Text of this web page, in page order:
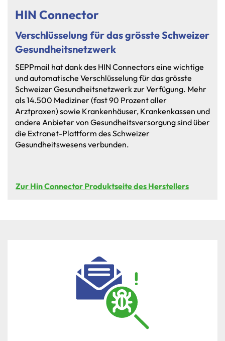
HIN Connector
Verschlüsselung für das grösste Schweizer
Gesundheitsnetzwerk
SEPPmail hatdankdes HIN Connectorseine wichtige
undautomatische Verschlüsselungfürdasgrösste
SchweizerGesundheitsnetzwerkzurVerfügung. Mehr
als14.500 Mediziner(fast90 Prozentaller
Arztpraxen) sowie Krankenhäuser, Krankenkassen und
andere Anbietervon Gesundheitsversorgungsindüber
die Extranet-Plattform desSchweizer
Gesundheitswesensverbunden.
Zur Hin Connector Produktseite des Herstellers